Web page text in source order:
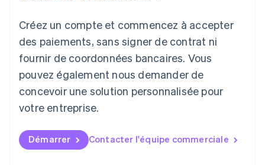
Créez un compte et commencez à accepter
des paiements, sans signer de contrat ni
fournir de coordonnées bancaires. Vous
pouvez également nous demander de
concevoir une solution personnalisée pour
votre entreprise.
Démarrer Contacter l'équipe commerciale
Luxembourg
FrançaisDeutsch English
Malaisie
English 简体中文
Malte
English
EspañolEnglish
English
Nouvelle-Zélande